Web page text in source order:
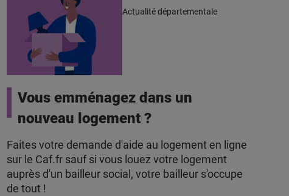
Actualité départementale
Vous emménagez dans un
nouveau logement ?
Faites votre demande d'aide au logement en ligne
sur le Caf.fr sauf si vous louez votre logement
auprès d'un bailleur social, votre bailleur s'occupe
de tout !